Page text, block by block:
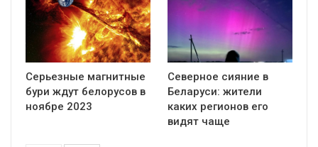
Серьезные магнитные
бури ждут белорусов в
ноябре 2023
Северное сияние в
Беларуси: жители
каких регионов его
видят чаще